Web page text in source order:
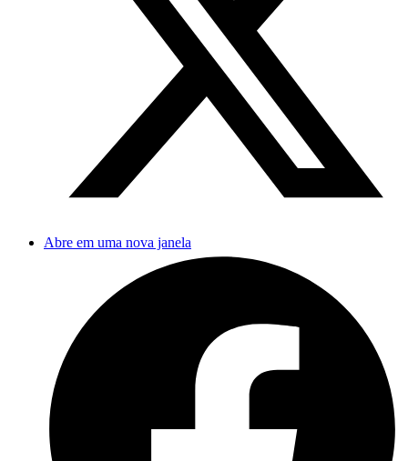
Abre em uma nova janela